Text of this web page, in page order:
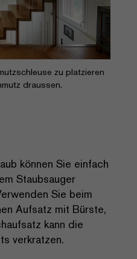
zu platzieren
draussen.
können Sie einfach
Staubsauger
Sie beim
Aufsatz mit Bürste,
kann die
verkratzen.